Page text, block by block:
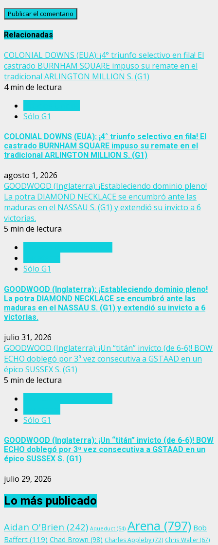
Relacionadas
COLONIAL DOWNS (EUA): ¡4° triunfo selectivo en fila! El
castrado BURNHAM SQUARE impuso su remate en el
tradicional ARLINGTON MILLION S. (G1)
4 min de lectura
Sólo G1
COLONIAL DOWNS (EUA): ¡4° triunfo selectivo en fila! El
castrado BURNHAM SQUARE impuso su remate en el
tradicional ARLINGTON MILLION S. (G1)
agosto 1, 2026
GOODWOOD (Inglaterra): ¡Estableciendo dominio pleno!
La potra DIAMOND NECKLACE se encumbró ante las
maduras en el NASSAU S. (G1) y extendió su invicto a 6
victorias.
5 min de lectura
Sólo G1
GOODWOOD (Inglaterra): ¡Estableciendo dominio pleno!
La potra DIAMOND NECKLACE se encumbró ante las
maduras en el NASSAU S. (G1) y extendió su invicto a 6
victorias.
julio 31, 2026
GOODWOOD (Inglaterra): ¡Un “titán” invicto (de 6-6)! BOW
ECHO doblegó por 3ª vez consecutiva a GSTAAD en un
épico SUSSEX S. (G1)
5 min de lectura
Sólo G1
GOODWOOD (Inglaterra): ¡Un “titán” invicto (de 6-6)! BOW
ECHO doblegó por 3ª vez consecutiva a GSTAAD en un
épico SUSSEX S. (G1)
julio 29, 2026
Lo más publicado
Aidan O'Brien (242) Aqueduct (54) Arena (797) Bob
Baffert (119) Chad Brown (98) Charles Appleby (72) Chris Waller(67)